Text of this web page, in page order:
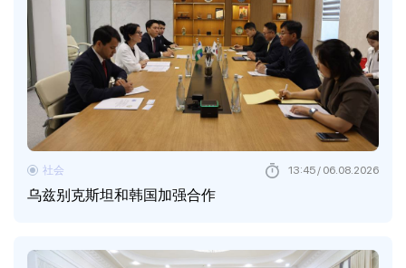
乌兹别克斯坦和韩国加强合作
社会 13:45 / 06.08.2026